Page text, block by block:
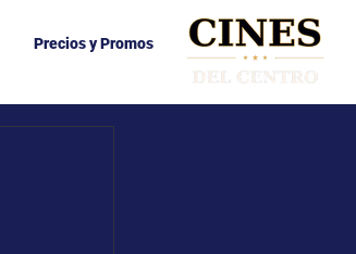
Precios y Promos